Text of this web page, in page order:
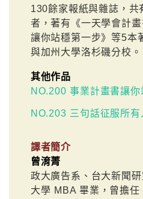
130餘家報紙與雜誌，共
者，著有《一天學會計
讓你站穩第一步》等5本
與加州大學洛杉磯分校。
其他作品
NO.200 事業計畫書讓你
NO.203 三句話征服所有
譯者簡介
曾淯菁
政大廣告系、台大新聞
大學 MBA 畢業，曾擔任